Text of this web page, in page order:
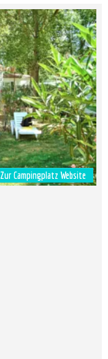
Zur Campingplatz Website